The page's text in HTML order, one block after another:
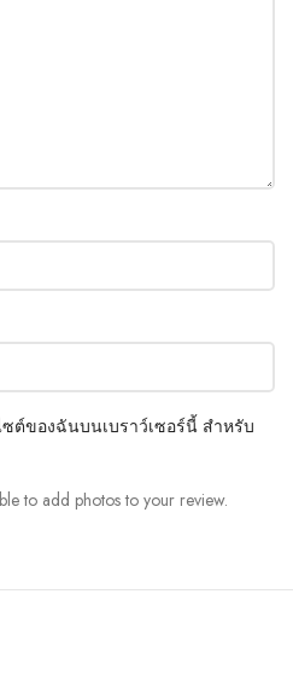
bioplastics that feel good, wear well,
them as a phone case. You’ll
Bio Case.
(ASTM D6400-04) and E.U.
It means you can toss your case
your phone.
ต์ของฉันบนเบราว์เซอร์นี้ สำหรับ
to add photos to your review.